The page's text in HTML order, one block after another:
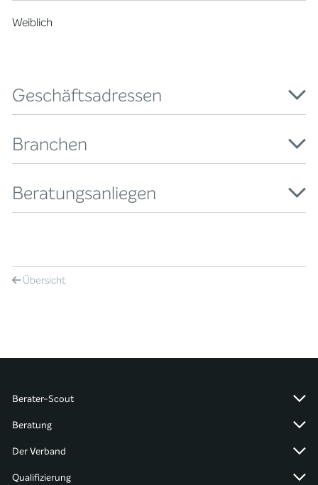
Weiblich
Geschäftsadressen
Branchen
Beratungsanliegen
Übersicht
Berater-Scout
Beratung
Der Verband
Qualifizierung